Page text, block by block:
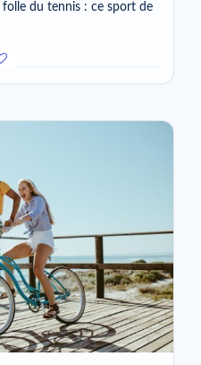
folle du tennis : ce sport de